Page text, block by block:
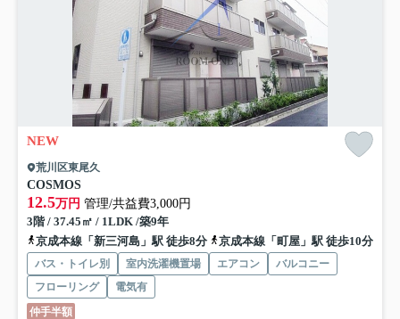
NEW
荒川区東尾久
COSMOS
12.5万円 管理/共益費3,000円
3階 / 37.45㎡ / 1LDK /築9年
京成本線「新三河島」駅 徒歩8分
京成本線「町屋」駅 徒歩10分
バス・トイレ別 室内洗濯機置場 エアコン
バルコニー
フローリング
電気有
仲手半額